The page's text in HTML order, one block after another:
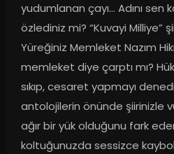
yudumlanan çayı… Adını sen
özlediniz mi? “Kuvayi Milliye”
Yüreğiniz Memleket Nazım
memleket diye çarptı mı?
sıkıp, cesaret yapmayı
antolojilerin önünde şiirinizle
ağır bir yük olduğunu fark
koltuğunuzda sessizce